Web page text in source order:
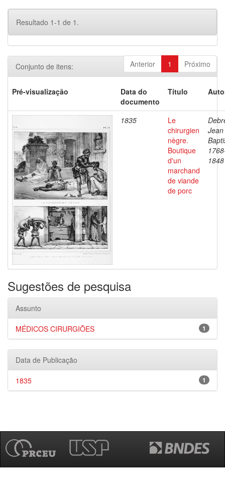
Resultado 1-1 de 1.
Anterior 1 Próximo
Conjunto de itens:
Pré-visualização
Data do
documento
Título
1835
Le
chirurgien
nègre.
Boutique
d'un
marchand
de viande
de porc
Jean
1848
Sugestões de pesquisa
Assunto
1
MÉDICOS CIRURGIÕES
Data de Publicação
1
1835